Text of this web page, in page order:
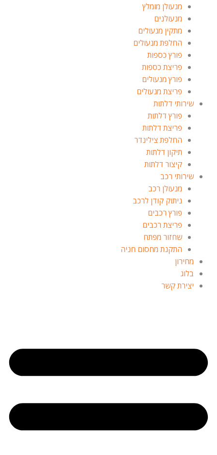
מנעולן מומלץ
מנעולנים
מתקין מנעולים
החלפת מנעולים
פורץ כספות
פריצת כספות
פורץ מנעולים
פריצת מנעולים
שירותי דלתות
פורץ דלתות
פריצת דלתות
החלפת צילינדר
תיקון דלתות
קיצור דלתות
שירותי רכב
מנעולן רכב
ניתוק קודן לרכב
פורץ רכבים
פריצת רכבים
שחזור מפתח
התקנת מחסום חניה
מחירון
בלוג
יצירת קשר